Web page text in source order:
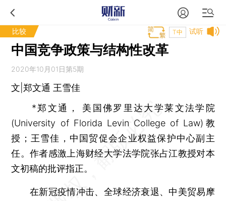
比较 试听
T中
中国竞争政策与结构性改革
2020年10月01日第5期
文|郑文通 王雪佳
*郑文通， 美国佛罗里达大学莱文法学院
(University of Florida Levin College of Law)教
授；王雪佳，中国贸促会企业权益保护中心副主
任。作者感激上海财经大学法学院张占江教授对本
文初稿的批评指正。
在新冠疫情冲击、全球经济衰退、中美贸易摩